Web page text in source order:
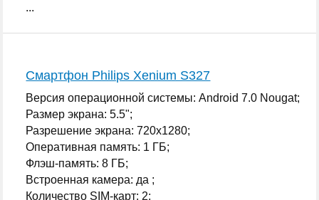
...
Смартфон Philips Xenium S327
Версия операционной системы: Android 7.0 Nougat;
Размер экрана: 5.5";
Разрешение экрана: 720x1280;
Оперативная память: 1 ГБ;
Флэш-память: 8 ГБ;
Встроенная камера: да ;
Количество SIM-карт: 2;